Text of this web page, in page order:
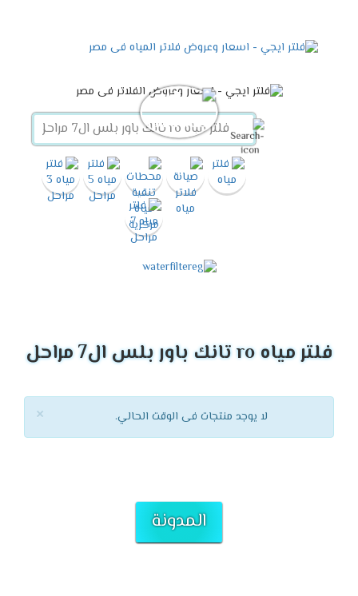
فلتر مياه ro تانك باور بلس ال7 مراحل
× لا يوجد منتجات فى الوقت الحالي.
المدونة